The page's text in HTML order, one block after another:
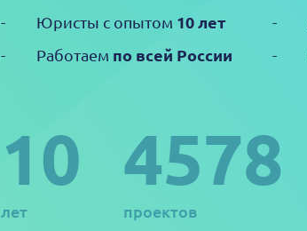
Юристы с опытом 10 лет
Работаем по всей России
10
лет
4578
проектов